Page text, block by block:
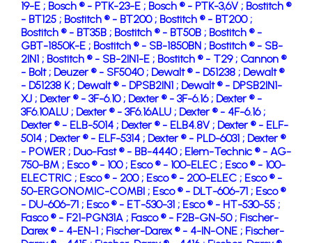
19-E ; Bosch ® - PTK-23-E ; Bosch ® - PTK-3,6V ; Bostitch ®
- BT125 ; Bostitch ® - BT200 ; Bostitch ® - BT200 ;
Bostitch ® - BT35B ; Bostitch ® - BT50B ; Bostitch ® -
GBT-1850K-E ; Bostitch ® - SB-1850BN ; Bostitch ® - SB-
2IN1 ; Bostitch ® - SB-2IN1-E ; Bostitch ® - T29 ; Cannon ®
- Bolt ; Deuzer ® - SF5040 ; Dewalt ® - D51238 ; Dewalt ®
- D51238 K ; Dewalt ® - DPSB2IN1 ; Dewalt ® - DPSB2IN1-
XJ ; Dexter ® - 3F-6.10 ; Dexter ® - 3F-6.16 ; Dexter ® -
3F6.10ALU ; Dexter ® - 3F6.16ALU ; Dexter ® - 4F-6.16 ;
Dexter ® - ELB-5014 ; Dexter ® - ELB4.8V ; Dexter ® - ELF-
5014 ; Dexter ® - ELF-5314 ; Dexter ® - PLD-6031 ; Dexter ®
- POWER ; Duo-Fast ® - BB-4440 ; Elem-Technic ® - AG-
750-BM ; Esco ® - 100 ; Esco ® - 100-ELEC ; Esco ® - 100-
ELECTRIC ; Esco ® - 200 ; Esco ® - 200-ELEC ; Esco ® -
50-ERGONOMIC-COMBI ; Esco ® - DLT-606-71 ; Esco ®
- DU-606-71 ; Esco ® - ET-530-31 ; Esco ® - HT-530-55 ;
Fasco ® - F21-PGN31A ; Fasco ® - F2B-GN-50 ; Fischer-
Darex ® - 4-EN-1 ; Fischer-Darex ® - 4-IN-ONE ; Fischer-